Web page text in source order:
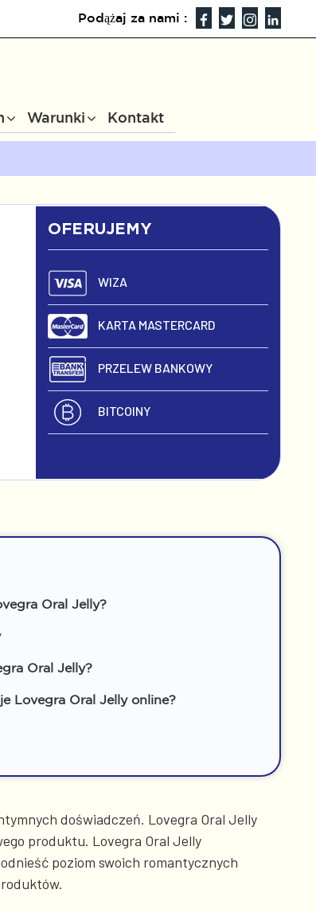
Podążaj za nami :
Warunki Kontakt
OFERUJEMY
WIZA
KARTA MASTERCARD
PRZELEW BANKOWY
BITCOINY
Oral Jelly?
Oral Jelly?
Lovegra Oral Jelly online?
doświadczeń. Lovegra Oral Jelly
produktu. Lovegra Oral Jelly
poziom swoich romantycznych